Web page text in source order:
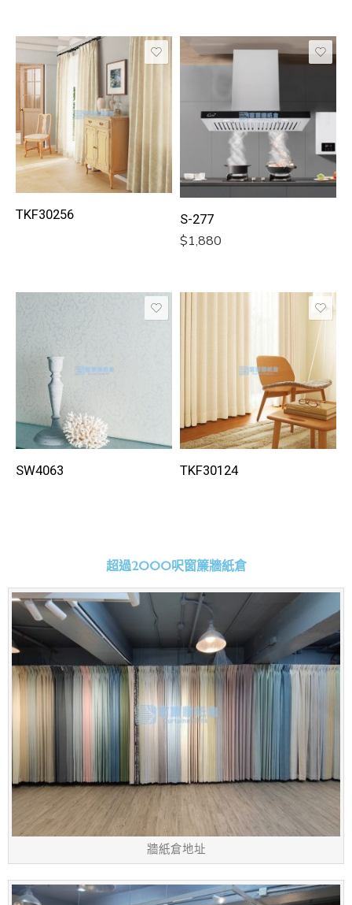
TKF30256 S-277
$1,880
SW4063 TKF30124
超過2000呎窗簾牆紙倉
牆紙倉地址